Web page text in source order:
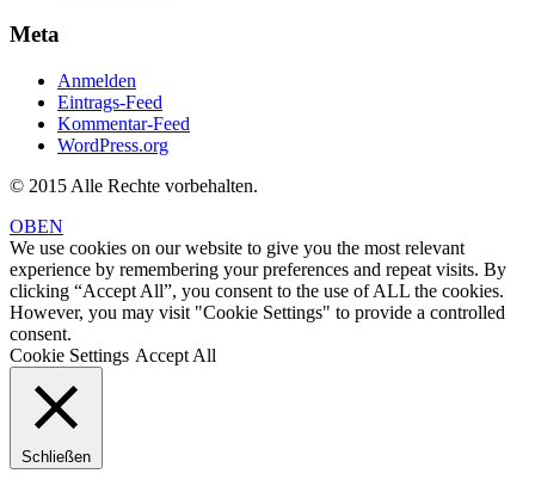
Meta
Anmelden
Eintrags-Feed
Kommentar-Feed
WordPress.org
© 2015 Alle Rechte vorbehalten.
OBEN
We use cookies on our website to give you the most relevant
experience by remembering your preferences and repeat visits. By
clicking “Accept All”, you consent to the use of ALL the cookies.
However, you may visit "Cookie Settings" to provide a controlled
consent.
Cookie Settings Accept All
Schließen